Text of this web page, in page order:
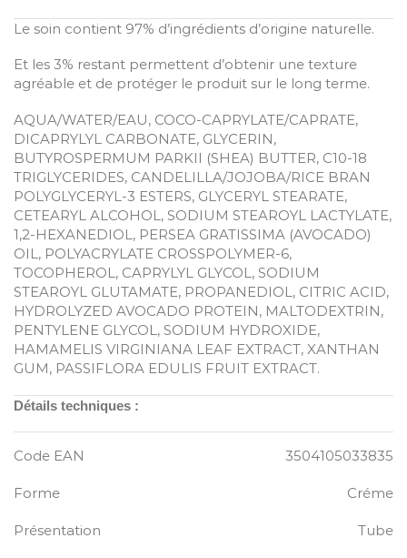
Le soin contient 97% d’ingrédients d’origine naturelle.
Et les 3% restant permettent d’obtenir une texture
agréable et de protéger le produit sur le long terme.
AQUA/WATER/EAU, COCO-CAPRYLATE/CAPRATE,
DICAPRYLYL CARBONATE, GLYCERIN,
BUTYROSPERMUM PARKII (SHEA) BUTTER, C10-18
TRIGLYCERIDES, CANDELILLA/JOJOBA/RICE BRAN
POLYGLYCERYL-3 ESTERS, GLYCERYL STEARATE,
CETEARYL ALCOHOL, SODIUM STEAROYL LACTYLATE,
1,2-HEXANEDIOL, PERSEA GRATISSIMA (AVOCADO)
OIL, POLYACRYLATE CROSSPOLYMER-6,
TOCOPHEROL, CAPRYLYL GLYCOL, SODIUM
STEAROYL GLUTAMATE, PROPANEDIOL, CITRIC ACID,
HYDROLYZED AVOCADO PROTEIN, MALTODEXTRIN,
PENTYLENE GLYCOL, SODIUM HYDROXIDE,
HAMAMELIS VIRGINIANA LEAF EXTRACT, XANTHAN
GUM, PASSIFLORA EDULIS FRUIT EXTRACT.
Détails techniques :
Code EAN 3504105033835
Forme Créme
Présentation Tube